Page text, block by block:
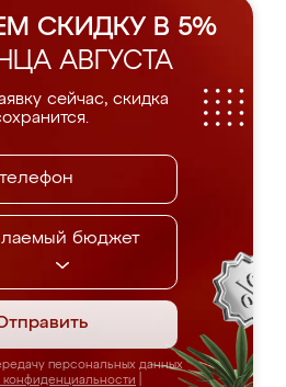
СКИДКУ В 5%
АВГУСТА
сейчас, скидка
бюджет
персональных данных
конфиденциальности